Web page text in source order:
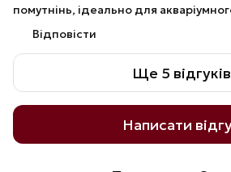
помутнінь, ідеально для
Відповісти
Ще 5 відгуків
Написати